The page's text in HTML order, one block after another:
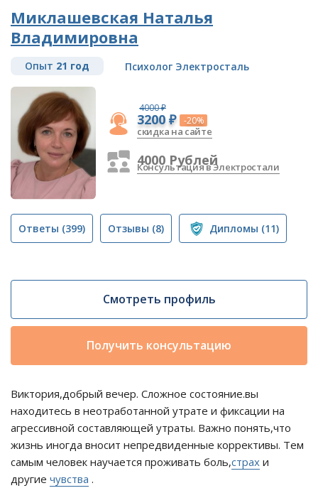
Миклашевская Наталья
Владимировна
Опыт 21 год Психолог Электросталь
4000 ₽
3200 ₽ -20%
скидка на сайте
4000 Рублей
Консультация в Электростали
Ответы (399) Отзывы (8) Дипломы (11)
Смотреть профиль
Получить консультацию
Виктория,добрый вечер. Сложное состояние.вы
находитесь в неотработанной утрате и фиксации на
агрессивной составляющей утраты. Важно понять,что
жизнь иногда вносит непредвиденные коррективы. Тем
самым человек научается проживать боль,страх и
другие чувства .